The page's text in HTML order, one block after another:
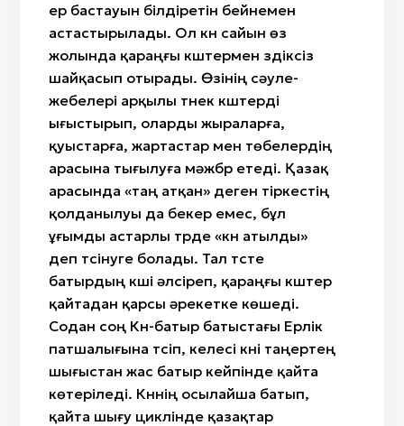
ер бастауын білдіретін бейнемен
астастырылады. Ол күн сайын өз
жолында қараңғы күштермен үздіксіз
шайқасып отырады. Өзінің сәуле-
жебелері арқылы түнек күштерді
ығыстырып, оларды жыраларға,
қуыстарға, жартастар мен төбелердің
арасына тығылуға мәжбүр етеді. Қазақ
арасында «таң атқан» деген тіркестің
қолданылуы да бекер емес, бұл
ұғымды астарлы түрде «күн атылды»
деп түсінуге болады. Тал түсте
батырдың күші әлсіреп, қараңғы күштер
қайтадан қарсы әрекетке көшеді.
Содан соң Күн-батыр батыстағы Ерлік
патшалығына түсіп, келесі күні таңертең
шығыстан жас батыр кейпінде қайта
көтеріледі. Күннің осылайша батып,
қайта шығу циклінде қазақтар